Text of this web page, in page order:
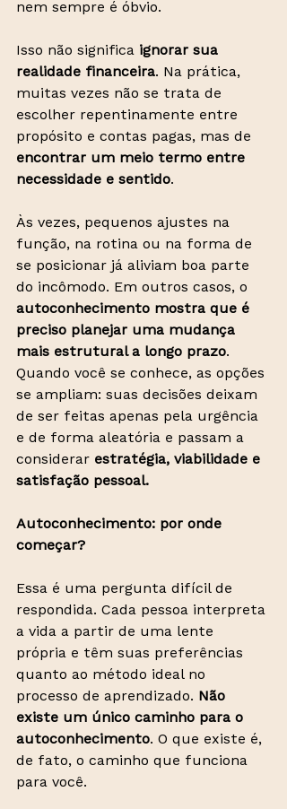
nem sempre é óbvio.
Isso não significa ignorar sua
realidade financeira. Na prática,
muitas vezes não se trata de
escolher repentinamente entre
propósito e contas pagas, mas de
encontrar um meio termo entre
necessidade e sentido.
Às vezes, pequenos ajustes na
função, na rotina ou na forma de
se posicionar já aliviam boa parte
do incômodo. Em outros casos, o
autoconhecimento mostra que é
preciso planejar uma mudança
mais estrutural a longo prazo.
Quando você se conhece, as opções
se ampliam: suas decisões deixam
de ser feitas apenas pela urgência
e de forma aleatória e passam a
considerar estratégia, viabilidade e
satisfação pessoal.
Autoconhecimento: por onde
começar?
Essa é uma pergunta difícil de
respondida. Cada pessoa interpreta
a vida a partir de uma lente
própria e têm suas preferências
quanto ao método ideal no
processo de aprendizado. Não
existe um único caminho para o
autoconhecimento. O que existe é,
de fato, o caminho que funciona
para você.